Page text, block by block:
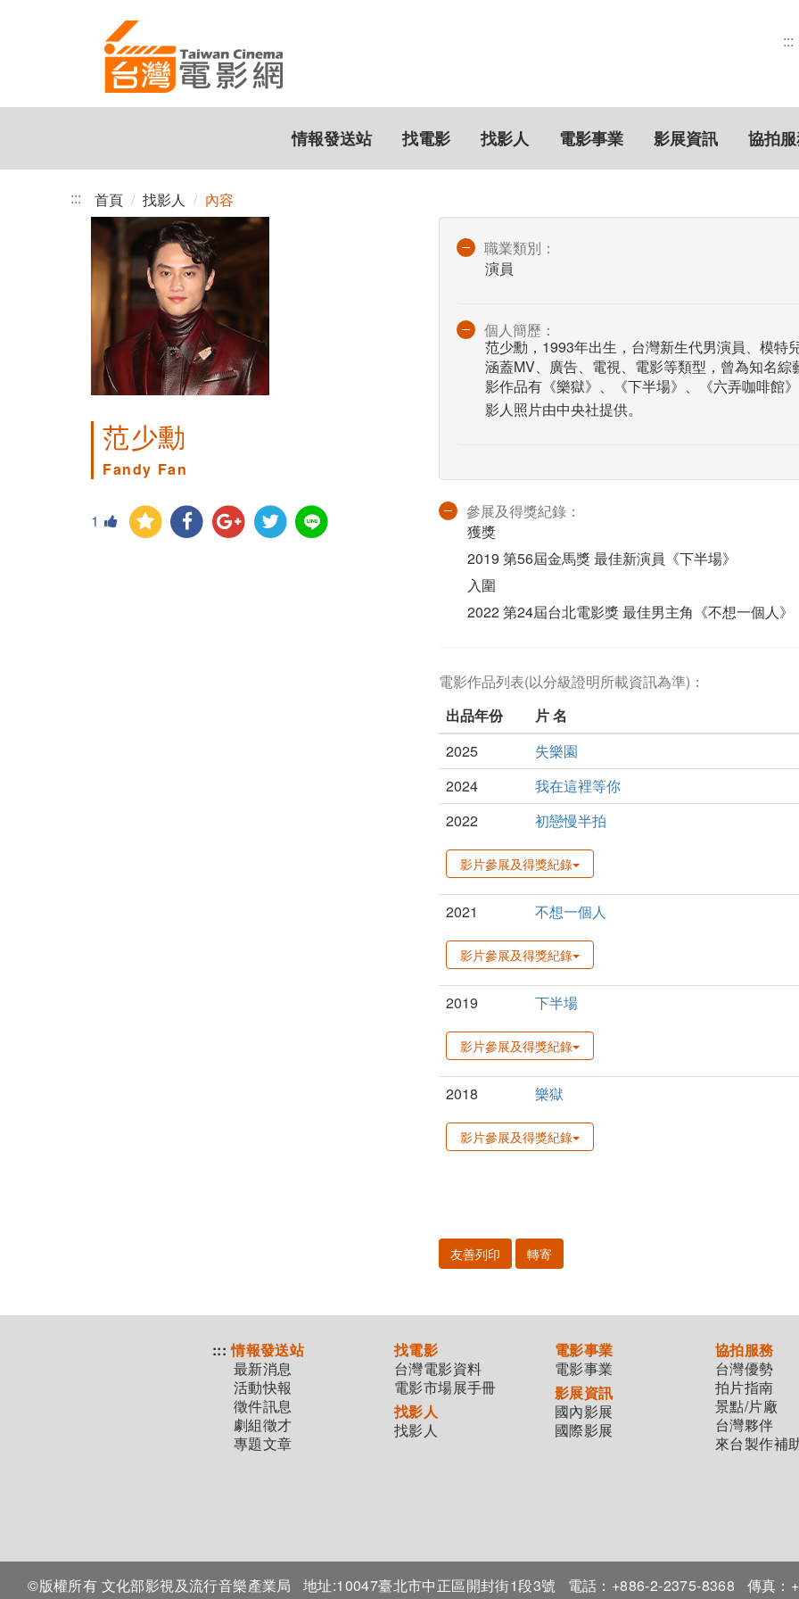
:::
情報發送站 找電影 找影人 電影事業 影展資訊 協拍
::: 首頁 找影人 內容
范少勳
Fandy Fan
1
職業類別：
演員
個人簡歷：
范少勳，1993年出生，台灣新生代男演員、模特
涵蓋MV、廣告、電視、電影等類型，曾為知名
影作品有《樂獄》、《下半場》、《六弄咖啡館》
影人照片由中央社提供。
參展及得獎紀錄：
獲獎
2019 第56屆金馬獎 最佳新演員《下半場》
入圍
2022 第24屆台北電影獎 最佳男主角《不想一個人》
電影作品列表(以分級證明所載資訊為準)：
出品年份
片 名
2025
失樂園
2024
我在這裡等你
2022
初戀慢半拍
影片參展及得獎紀錄
2021 不想一個人
影片參展及得獎紀錄
2019 下半場
影片參展及得獎紀錄
2018 樂獄
影片參展及得獎紀錄
友善列印 轉寄
::: 情報發送站
最新消息
活動快報
徵件訊息
劇組徵才
專題文章
找電影
台灣電影資料
電影市場展手冊
找影人
找影人
電影事業
電影事業
影展資訊
國內影展
國際影展
協拍服務
台灣優勢
拍片指南
景點/片廠
台灣夥伴
來台製作補
©版權所有 文化部影視及流行音樂產業局 地址:10047臺北市中正區開封街1段3號 電話：+886-2-2375-8368 傳真：